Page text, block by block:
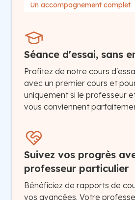
Un accompagnement complet
Séance d'essai, sans
Profitez de notre cours
avec un premier cours et
uniquement si le professeur
vous conviennent
Suivez vos progrès
professeur particulier
Bénéficiez de rapports de
vos avancées. Votre